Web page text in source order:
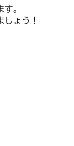
。
ょう！